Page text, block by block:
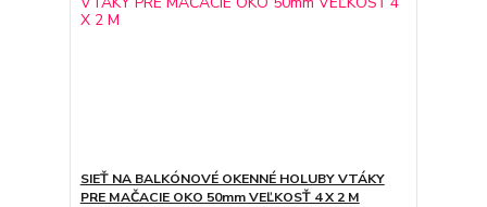
SIEŤ NA BALKÓNOVÉ OKENNÉ HOLUBY VTÁKY
PRE MAČACIE OKO 50mm VEĽKOSŤ 4 X 2 M